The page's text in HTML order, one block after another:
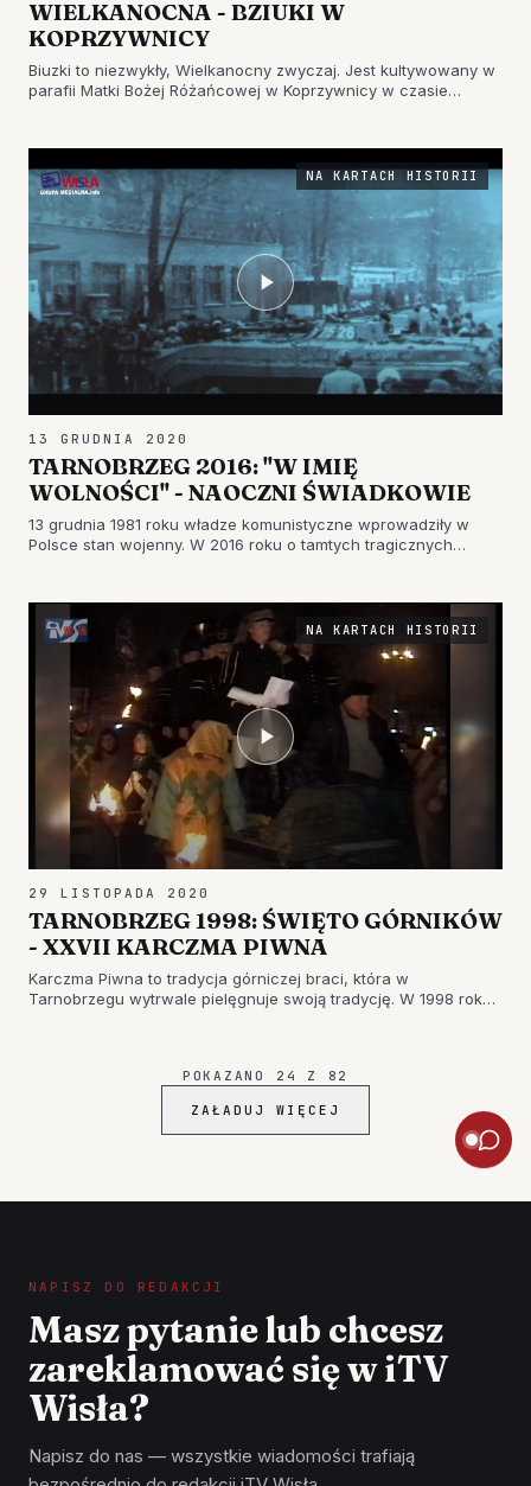
WIELKANOCNA - BZIUKI W
KOPRZYWNICY
Biuzki to niezwykły, Wielkanocny zwyczaj. Jest kultywowany w
parafii Matki Bożej Różańcowej w Koprzywnicy w czasie
obejr…
NA KARTACH HISTORII
13 GRUDNIA 2020
TARNOBRZEG 2016: "W IMIĘ
WOLNOŚCI" - NAOCZNI ŚWIADKOWIE
13 grudnia 1981 roku władze komunistyczne wprowadziły w
Polsce stan wojenny. W 2016 roku o tamtych tragicznych
NA KARTACH HISTORII
29 LISTOPADA 2020
TARNOBRZEG 1998: ŚWIĘTO GÓRNIKÓW
- XXVII KARCZMA PIWNA
Karczma Piwna to tradycja górniczej braci, która w
Tarnobrzegu wytrwale pielęgnuje swoją tradycję. W 1998 roku
POKAZANO 24 Z 82
ZAŁADUJ WIĘCEJ
NAPISZ DO REDAKCJI
Masz pytanie lub chcesz
zareklamować się w iTV
Wisła?
Napisz do nas — wszystkie wiadomości trafiają